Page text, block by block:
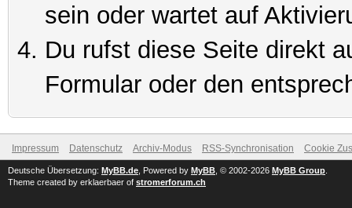
sein oder wartet auf
Du rufst diese Seite direkt
Formular oder den
Impressum Datenschutz Archiv-Modus RSS-Synchronisation Cookie
Deutsche Übersetzung: MyBB.de , Powered by MyBB , © 2002-2026 MyBB Group
Theme created by erklaerbaer of stromerforum.ch